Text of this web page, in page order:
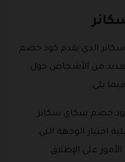
الذي يقدم كود خصم
من الأشخاص حول
يلي:
خصم سكاي سكانر
اختيار الوجهة التي
على الإطلاق.